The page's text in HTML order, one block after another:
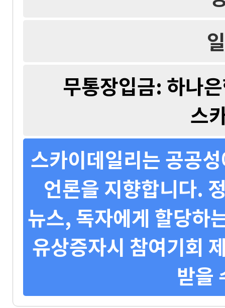
무통장입금: 하나
스
스카이데일리는 공공
언론을 지향합니다.
뉴스, 독자에게 할당하
유상증자시 참여기회
받을